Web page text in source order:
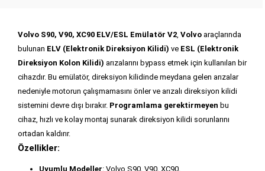
Volvo S90, V90, XC90 ELV/ESL Emülatör V2 Volvo araçlarında
bulunan ELV (Elektronik Direksiyon Kilidi) ve ESL (Elektronik
Direksiyon Kolon Kilidi) arızalarını bypass etmek için kullanılan bir
cihazdır. Bu emülatör, direksiyon kilidinde meydana gelen arızalar
nedeniyle motorun çalışmamasını önler ve arızalı direksiyon kilidi
sistemini devre dışı bırakır. Programlama gerektirmeyen bu
cihaz, hızlı ve kolay montaj sunarak direksiyon kilidi sorunlarını
ortadan kaldırır.
Özellikler:
Uyumlu Modeller: Volvo S90, V90, XC90.